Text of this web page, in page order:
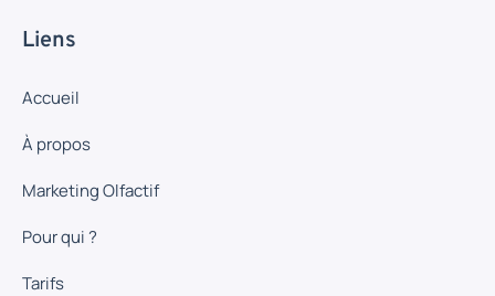
Liens
Accueil
À propos
Marketing Olfactif
Pour qui ?
Tarifs